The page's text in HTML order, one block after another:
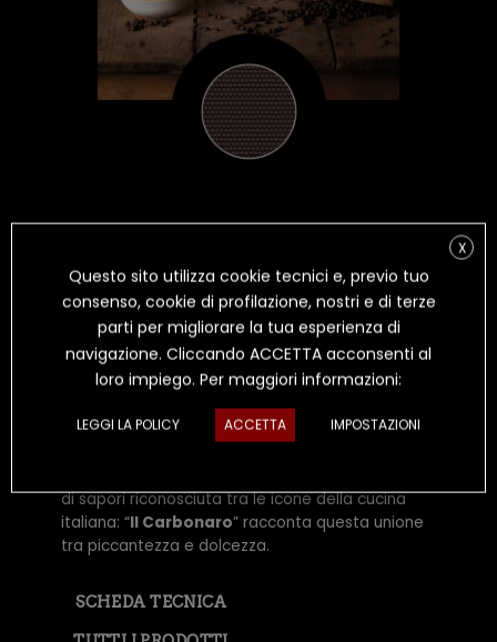
IL CARBONARO
PECORINO STAGIONATO SOTTO
NERO
di sapori riconosciuta tra le icone della cucina
italiana: “Il Carbonaro” racconta questa unione
tra piccantezza e dolcezza.
SCHEDA TECNICA
X
Questo sito utilizza cookie tecnici e, previo tuo
consenso, cookie di profilazione, nostri e di terze
parti per migliorare la tua esperienza di
navigazione. Cliccando ACCETTA acconsenti al
loro impiego. Per maggiori informazioni:
LEGGI LA POLICY ACCETTA IMPOSTAZIONI